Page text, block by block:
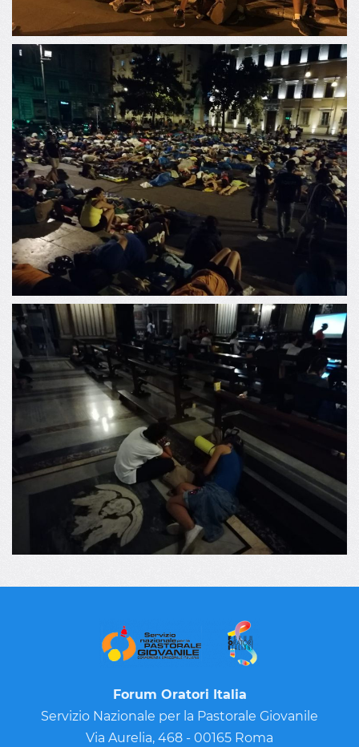
Forum Oratori Italia
Servizio Nazionale per la Pastorale Giovanile
Via Aurelia, 468 - 00165 Roma